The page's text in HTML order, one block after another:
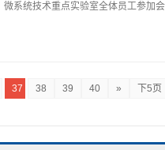
系统技术重点实验室全体员工参加会
37 38 39 40 » 下5页